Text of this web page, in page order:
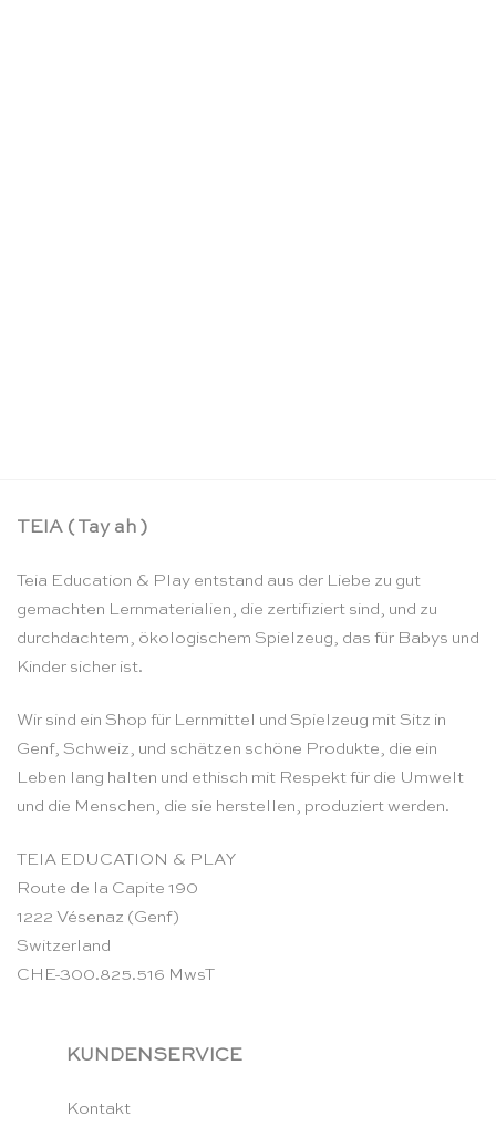
TEIA ( Tay ah )
Teia Education & Play entstand aus der Liebe zu gut
gemachten Lernmaterialien, die zertifiziert sind, und zu
durchdachtem, ökologischem Spielzeug, das für Babys und
Kinder sicher ist.
Wir sind ein Shop für Lernmittel und Spielzeug mit Sitz in
Genf, Schweiz, und schätzen schöne Produkte, die ein
Leben lang halten und ethisch mit Respekt für die Umwelt
und die Menschen, die sie herstellen, produziert werden.
TEIA EDUCATION & PLAY
Route de la Capite 190
1222 Vésenaz (Genf)
Switzerland
CHE-300.825.516 MwsT
KUNDENSERVICE
Kontakt